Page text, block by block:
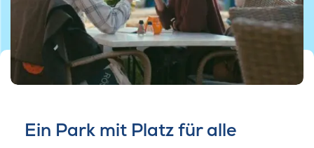
©Dyrehavsbakken
Ein Park mit Platz für alle